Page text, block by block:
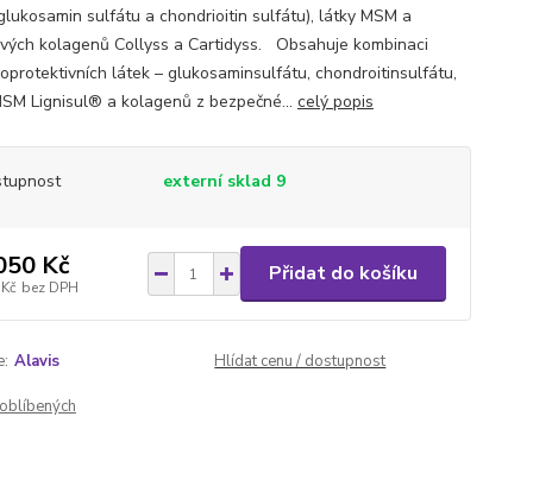
sulfátu a chondrioitin sulfátu), látky MSM a
kolagenů Collyss a Cartidyss. Obsahuje kombinaci
látek – glukosaminsulfátu, chondroitinsulfátu,
Lignisul® a kolagenů z bezpečné... celý popis
externí sklad 9
Kč
bez DPH
Přidat do košíku
Alavis Hlídat cenu / dostupnost